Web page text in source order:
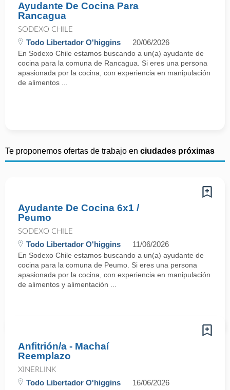
Ayudante De Cocina Para
Rancagua
SODEXO CHILE
Todo Libertador O'higgins 20/06/2026
En Sodexo Chile estamos buscando a un(a) ayudante de
cocina para la comuna de Rancagua. Si eres una persona
apasionada por la cocina, con experiencia en manipulación
de alimentos ...
Te proponemos ofertas de trabajo en ciudades próximas
Ayudante De Cocina 6x1 /
Peumo
SODEXO CHILE
Todo Libertador O'higgins 11/06/2026
En Sodexo Chile estamos buscando a un(a) ayudante de
cocina para la comuna de Peumo. Si eres una persona
apasionada por la cocina, con experiencia en manipulación
de alimentos y alimentación ...
Anfitrión/a - Machaí
Reemplazo
XINERLINK
Todo Libertador O'higgins 16/06/2026